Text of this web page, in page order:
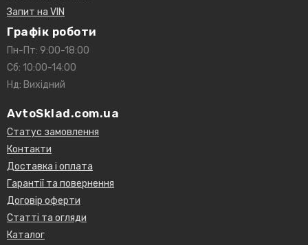
Запит на VIN
Графік роботи
Пн-Пт: 9:00-18:00
Сб: 10:00-14:00
Нд: Вихідний
AvtoSklad.com.ua
Статус замовлення
Контакти
Доставка і оплата
Гарантії та повернення
Договір оферти
Статті та огляди
Каталог